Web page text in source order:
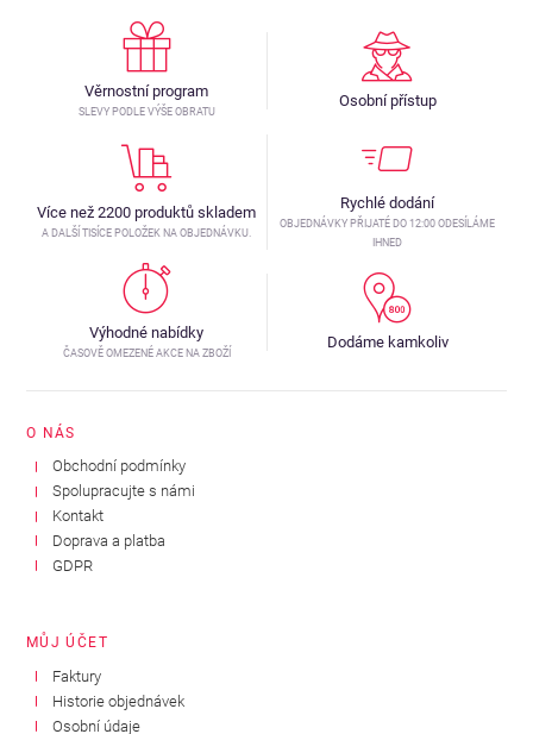
Věrnostní program
SLEVY PODLE VÝŠE OBRATU
Osobní přístup
Více než 2200 produktů skladem
A DALŠÍ TISÍCE POLOŽEK NA OBJEDNÁVKU.
Rychlé dodání
OBJEDNÁVKY PŘIJATÉ DO 12:00 ODESÍLÁME
IHNED
Výhodné nabídky
ČASOVĚ OMEZENÉ AKCE NA ZBOŽÍ
Dodáme kamkoliv
O NÁS
Obchodní podmínky
Spolupracujte s námi
Kontakt
Doprava a platba
GDPR
MŮJ ÚČET
Faktury
Historie objednávek
Osobní údaje